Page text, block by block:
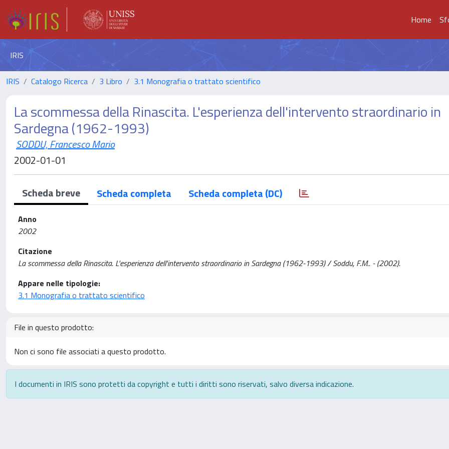
Home
IRIS
IRIS Catalogo Ricerca 3 Libro 3.1 Monografia o trattato scientifico
La scommessa della Rinascita. L'esperienza dell'intervento straordinario in
Sardegna (1962-1993)
SODDU, Francesco Mario
2002-01-01
Scheda breve Scheda completa Scheda completa (DC)
Anno
2002
Citazione
La scommessa della Rinascita. L'esperienza dell'intervento straordinario in Sardegna (1962-1993) / Soddu, F.M.. - (2002).
Appare nelle tipologie:
3.1 Monografia o trattato scientifico
File in questo prodotto:
Non ci sono file associati a questo prodotto.
I documenti in IRIS sono protetti da copyright e tutti i diritti sono riservati, salvo diversa indicazione.